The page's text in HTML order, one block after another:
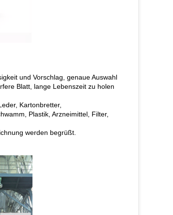
und Vorschlag, genaue Auswahl
Blatt, lange Lebenszeit zu holen
Kartonbretter,
Plastik, Arzneimittel, Filter,
werden begrüßt.